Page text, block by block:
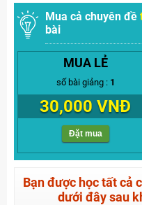
Mua cả chuyên đề
bài
MUA LẺ
số bài giảng : 1
30,000 VNĐ
Đặt mua
Bạn được học tất cả
dưới đây sau